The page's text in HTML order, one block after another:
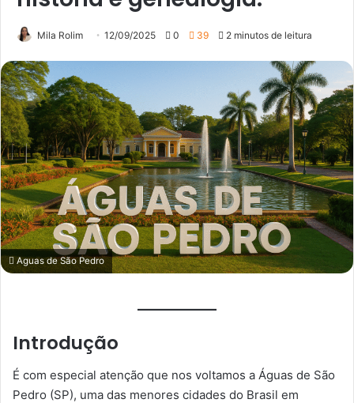
Mila Rolim 12/09/2025 0 39 2 minutos de leitura
Aguas de São Pedro
Introdução
É com especial atenção que nos voltamos a Águas de São
Pedro (SP), uma das menores cidades do Brasil em